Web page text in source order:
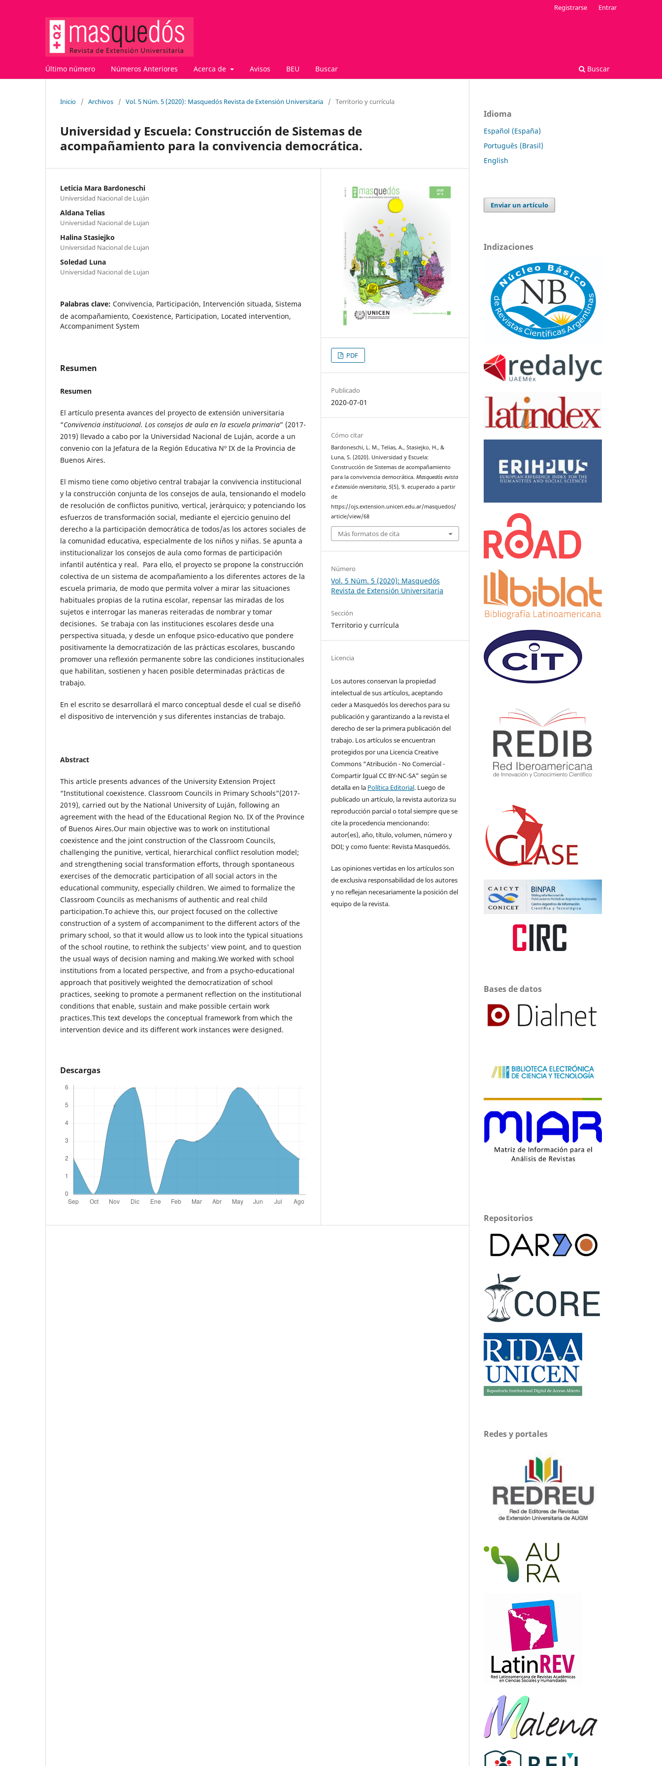
Último número Números Anteriores Acerca de Avisos BEU Buscar Buscar
Registrarse Entrar
Inicio / Archivos / Vol. 5 Núm. 5 (2020): Masquedós Revista de Extensión Universitaria / Territorio y currícula
Universidad y Escuela: Construcción de Sistemas de
acompañamiento para la convivencia democrática.
Leticia Mara Bardoneschi
Universidad Nacional de Luján
Aldana Telias
Universidad Nacional de Lujan
Halina Stasiejko
Universidad Nacional de Lujan
Soledad Luna
Universidad Nacional de Lujan
Palabras clave: Convivencia, Participación, Intervención situada, Sistema
de acompañamiento, Coexistence, Participation, Located intervention,
Accompaniment System
Resumen
Resumen
El artículo presenta avances del proyecto de extensión universitaria
“Convivencia institucional. Los consejos de aula en la escuela primaria” (2017-
2019) llevado a cabo por la Universidad Nacional de Luján, acorde a un
convenio con la Jefatura de la Región Educativa Nº IX de la Provincia de
Buenos Aires.
El mismo tiene como objetivo central trabajar la convivencia institucional
y la construcción conjunta de los consejos de aula, tensionando el modelo
de resolución de conflictos punitivo, vertical, jerárquico; y potenciando los
esfuerzos de transformación social, mediante el ejercicio genuino del
derecho a la participación democrática de todos/as los actores sociales de
la comunidad educativa, especialmente de los niños y niñas. Se apunta a
institucionalizar los consejos de aula como formas de participación
infantil auténtica y real. Para ello, el proyecto se propone la construcción
colectiva de un sistema de acompañamiento a los diferentes actores de la
escuela primaria, de modo que permita volver a mirar las situaciones
habituales propias de la rutina escolar, repensar las miradas de los
sujetos e interrogar las maneras reiteradas de nombrar y tomar
decisiones. Se trabaja con las instituciones escolares desde una
perspectiva situada, y desde un enfoque psico-educativo que pondere
positivamente la democratización de las prácticas escolares, buscando
promover una reflexión permanente sobre las condiciones institucionales
que habilitan, sostienen y hacen posible determinadas prácticas de
trabajo.
En el escrito se desarrollará el marco conceptual desde el cual se diseñó
el dispositivo de intervención y sus diferentes instancias de trabajo.
Abstract
This article presents advances of the University Extension Project
“Institutional coexistence. Classroom Councils in Primary Schools”(2017-
2019), carried out by the National University of Luján, following an
agreement with the head of the Educational Region No. IX of the Province
of Buenos Aires.Our main objective was to work on institutional
coexistence and the joint construction of the Classroom Councils,
challenging the punitive, vertical, hierarchical conflict resolution model;
and strengthening social transformation efforts, through spontaneous
exercises of the democratic participation of all social actors in the
educational community, especially children. We aimed to formalize the
Classroom Councils as mechanisms of authentic and real child
participation.To achieve this, our project focused on the collective
construction of a system of accompaniment to the different actors of the
primary school, so that it would allow us to look into the typical situations
of the school routine, to rethink the subjects' view point, and to question
the usual ways of decision naming and making.We worked with school
institutions from a located perspective, and from a psycho-educational
approach that positively weighted the democratization of school
practices, seeking to promote a permanent reflection on the institutional
conditions that enable, sustain and make possible certain work
practices.This text develops the conceptual framework from which the
intervention device and its different work instances were designed.
Descargas
PDF
Publicado
2020-07-01
Cómo citar
Bardoneschi, L. M., Telias, A., Stasiejko, H., &
Luna, S. (2020). Universidad y Escuela:
Construcción de Sistemas de acompañamiento
para la convivencia democrática.Masquedós evista
e Extensión niversitaria,5(5), 9. ecuperado a partir
de
https://ojs.extension.unicen.edu.ar/masquedos/
article/view/68
Más formatos de cita
Número
Vol. 5 Núm. 5 (2020): Masquedós
Revista de Extensión Universitaria
Sección
Territorio y currícula
Licencia
Los autores conservan la propiedad
intelectual de sus artículos, aceptando
ceder a Masquedós los derechos para su
publicación y garantizando a la revista el
derecho de ser la primera publicación del
trabajo. Los artículos se encuentran
protegidos por una Licencia Creative
Commons “Atribución - No Comercial -
Compartir Igual CC BY-NC-SA” según se
detalla en la Política Editorial. Luego de
publicado un artículo, la revista autoriza su
reproducción parcial o total siempre que se
cite la procedencia mencionando:
autor(es), año, título, volumen, número y
DOI; y como fuente: Revista Masquedós.
Las opiniones vertidas en los artículos son
de exclusiva responsabilidad de los autores
y no reflejan necesariamente la posición del
equipo de la revista.
Idioma
Español (España)
Português (Brasil)
English
Enviar un artículo
Indizaciones
Bases de datos
Repositorios
Redes y portales